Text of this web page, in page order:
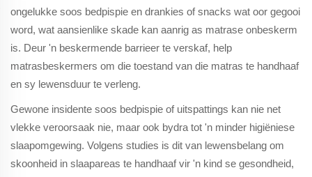
ongelukke soos bedpispie en drankies of snacks wat oor gegooi
word, wat aansienlike skade kan aanrig as matrase onbeskerm
is. Deur 'n beskermende barrieer te verskaf, help
matrasbeskermers om die toestand van die matras te handhaaf
en sy lewensduur te verleng.
Gewone insidente soos bedpispie of uitspattings kan nie net
vlekke veroorsaak nie, maar ook bydra tot 'n minder higiëniese
slaapomgewing. Volgens studies is dit van lewensbelang om
skoonheid in slaapareas te handhaaf vir 'n kind se gesondheid,